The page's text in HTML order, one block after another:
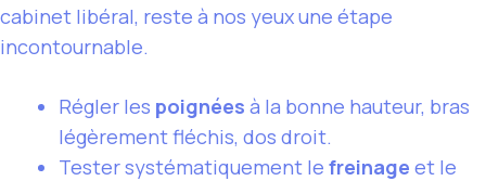
cabinet libéral, reste à nos yeux une étape
incontournable.
Régler les poignées à la bonne hauteur, bras
légèrement fléchis, dos droit.
Tester systématiquement le freinage et le